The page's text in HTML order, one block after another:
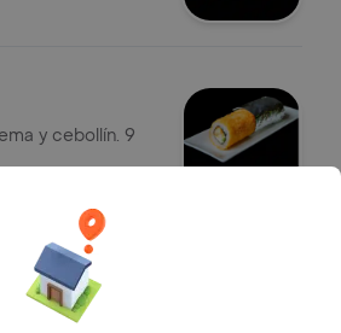
y cebollín. 9
crema y cebollín.